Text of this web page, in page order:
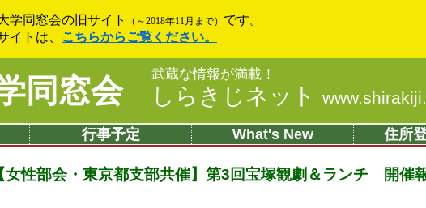
学同窓会の旧サイト （～2018年11月まで） です。
イトは、
こちらからご覧ください。
同窓会 武蔵な情報が満載！
しらきじネット
行事予定 What's New 住所
女性部会・東京都支部共催】第3回宝塚観劇＆ランチ 開催